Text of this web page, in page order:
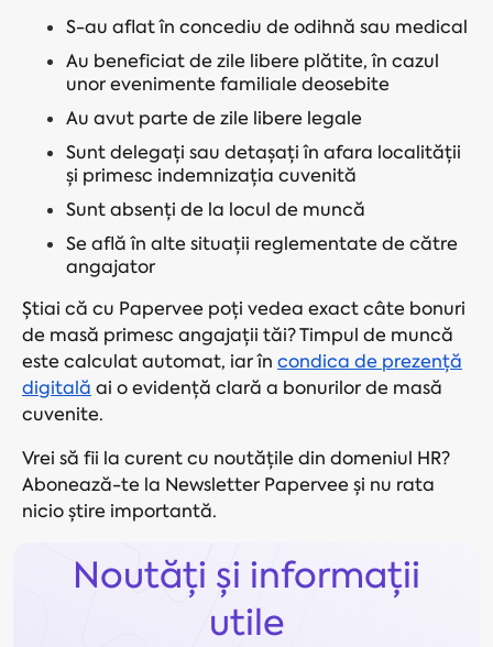
S-au aflat în concediu de odihnă sau medical
Au beneficiat de zile libere plătite, în cazul
unor evenimente familiale deosebite
Au avut parte de zile libere legale
Sunt delegați sau detașați în afara localității
și primesc indemnizația cuvenită
Sunt absenți de la locul de muncă
Se află în alte situații reglementate de către
angajator
Știai că cu Papervee poți vedea exact câte bonuri
de masă primesc angajații tăi? Timpul de muncă
este calculat automat, iar în condica de prezență
digitală ai o evidență clară a bonurilor de masă
cuvenite.
Vrei să fii la curent cu noutățile din domeniul HR?
Abonează-te la Newsletter Papervee și nu rata
nicio știre importantă.
Noutăți și informații
utile